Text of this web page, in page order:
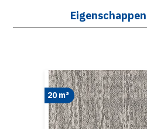
Eigenschappen
20 m²